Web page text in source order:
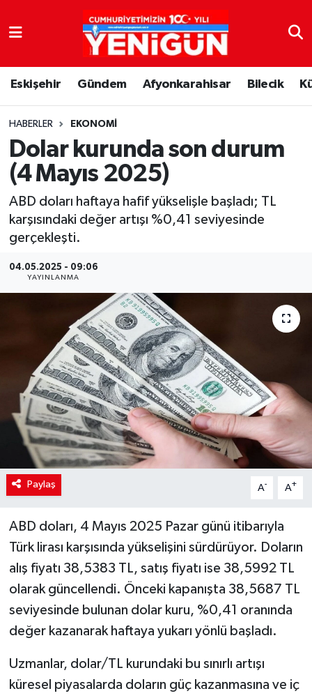
Eskişehir Gündem Afyonkarahisar Bilecik
HABERLER EKONOMI
Dolar kurunda son durum
(4 Mayıs 2025)
ABD doları haftaya hafif yükselişle başladı; TL
karşısındaki değer artışı %0,41 seviyesinde
gerçekleşti.
04.05.2025 - 09:06
YAYINLANMA
Paylaş A- A+
ABD doları, 4 Mayıs 2025 Pazar günü itibarıyla
Türk lirası karşısında yükselişini sürdürüyor. Doların
alış fiyatı 38,5383 TL, satış fiyatı ise 38,5992 TL
olarak güncellendi. Önceki kapanışta 38,5687 TL
seviyesinde bulunan dolar kuru, %0,41 oranında
değer kazanarak haftaya yukarı yönlü başladı.
Uzmanlar, dolar/TL kurundaki bu sınırlı artışı
küresel piyasalarda doların güç kazanmasına ve iç
Nöbetçi Eczaneler
Hava Durumu
Trafik Durumu
Süper Lig Puan Durumu ve Fikstür
Tüm Manşetler
Son Dakika Haberleri
Haber Arşivi